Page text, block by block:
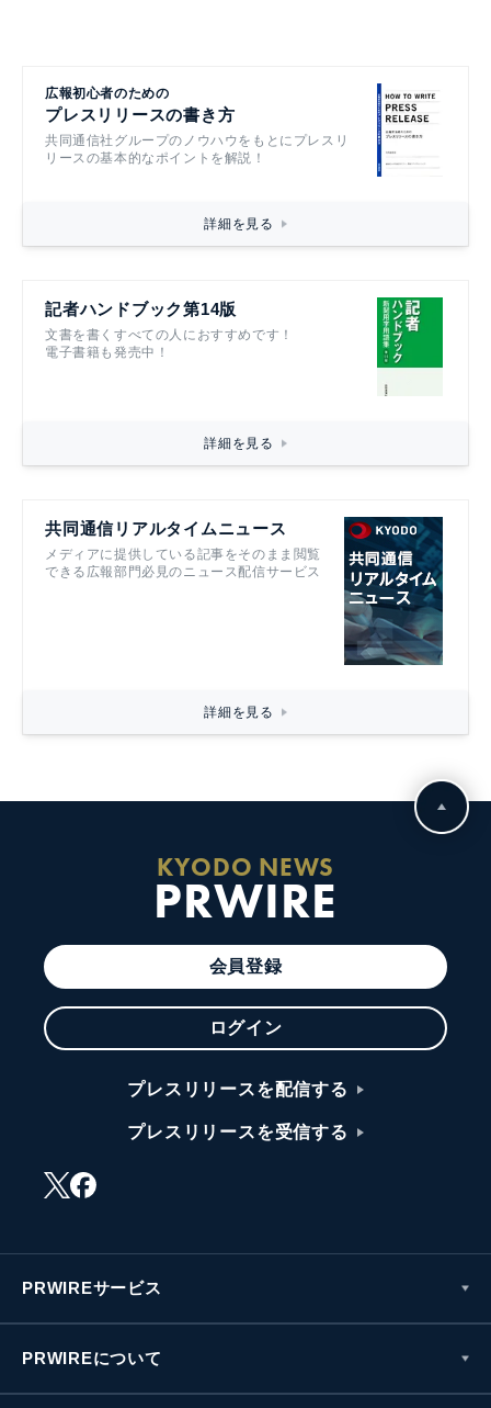
広報初心者のための
プレスリリースの書き方
共同通信社グループのノウハウをもとにプレスリ
リースの基本的なポイントを解説！
詳細を見る
記者ハンドブック第14版
文書を書くすべての人におすすめです！
電子書籍も発売中！
詳細を見る
共同通信リアルタイムニュース
メディアに提供している記事をそのまま閲覧
できる広報部門必見のニュース配信サービス
詳細を見る
KYODO NEWS
PRWIRE
会員登録
ログイン
プレスリリースを配信する
プレスリリースを受信する
PRWIREサービス
PRWIREについて